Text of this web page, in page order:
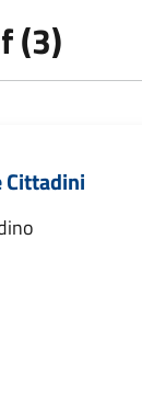
(3)
Cittadini